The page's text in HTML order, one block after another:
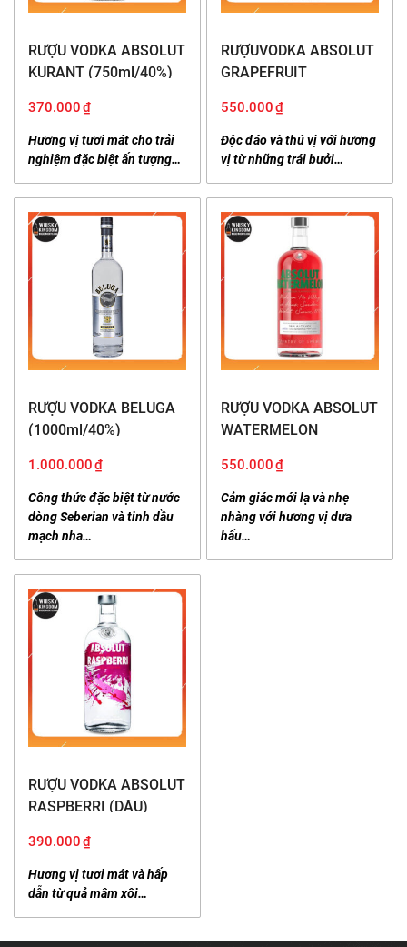
RƯỢU VODKA ABSOLUT
KURANT (750ml/40%)
370.000₫
Hương vị tươi mát cho trải
nghiệm đặc biệt ấn tượng…
RƯỢUVODKA ABSOLUT
GRAPEFRUIT
550.000₫
Độc đáo và thú vị với hương
vị từ những trái bưởi…
RƯỢU VODKA BELUGA
(1000ml/40%)
1.000.000₫
Công thức đặc biệt từ nước
dòng Seberian và tinh dầu
mạch nha…
RƯỢU VODKA ABSOLUT
WATERMELON
550.000₫
Cảm giác mới lạ và nhẹ
nhàng với hương vị dưa
hấu…
RƯỢU VODKA ABSOLUT
RASPBERRI (DÂU)
390.000₫
Hương vị tươi mát và hấp
dẫn từ quả mâm xôi…